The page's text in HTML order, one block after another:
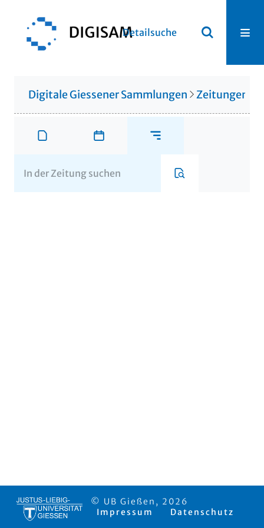
Detailsuche
Digitale Giessener Sammlungen Zeitungen
© UB Gießen, 2026
Impressum
Datenschutz